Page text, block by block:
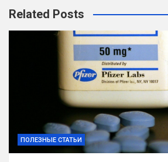
Related Posts
ПОЛЕЗНЫЕ СТАТЬИ